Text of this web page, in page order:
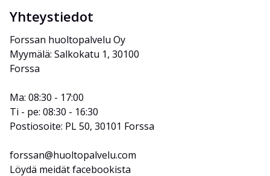
Yhteystiedot
Forssan huoltopalvelu Oy
Myymälä: Salkokatu 1, 30100
Forssa
Ma: 08:30 - 17:00
Ti - pe: 08:30 - 16:30
Postiosoite: PL 50, 30101 Forssa
forssan@huoltopalvelu.com
Löydä meidät facebookista